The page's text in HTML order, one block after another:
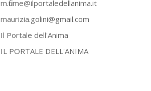
m.fiume@ilportaledellanima.it
maurizia.golini@gmail.com
Il Portale dell'Anima
IL PORTALE DELL'ANIMA